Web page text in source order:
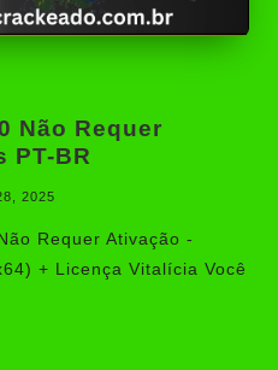
Não Requer
PT-BR
2025
Requer Ativação -
+ Licença Vitalícia Você